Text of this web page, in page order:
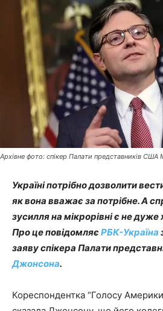
Архівне фото: спікер Палати представників
Україні потрібно дозволити
як вона вважає за потрібне. А
зусилля на мікрорівні є не
Про це повідомляєРБК-Україна
заяву спікера Палати
Джонсона.
Кореспондентка “Голосу